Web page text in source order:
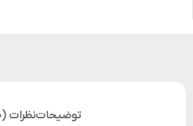
توضیحاتنظرات (0)